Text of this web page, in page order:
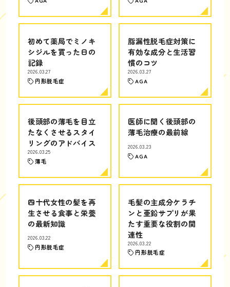
初めて薬局でミノキ
シジルを買った日の
記録
2026.03.27
円形脱毛症
脂漏性脱毛症対策に
有効な成分と生活習
慣のコツ
2026.03.27
AGA
後頭部の薄毛を目立
たなくさせるスタイ
リングのアドバイス
2026.03.25
薄毛
医師に聞く後頭部の
薄毛治療の最前線
2026.03.23
AGA
四十代女性の髪を再
生させる食事と栄養
の最新知識
2026.03.22
円形脱毛症
毛髪の主成分ケラチ
ンと亜鉛サプリが果
たす重要な役割の関
連性
2026.03.22
円形脱毛症